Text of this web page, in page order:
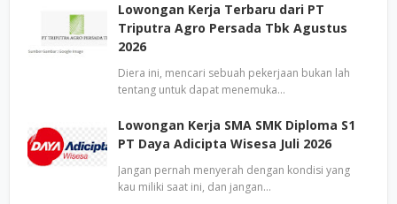
Lowongan Kerja Terbaru dari PT
Triputra Agro Persada Tbk Agustus
2026
Diera ini, mencari sebuah pekerjaan bukan lah
tentang untuk dapat menemuka…
Lowongan Kerja SMA SMK Diploma S1
PT Daya Adicipta Wisesa Juli 2026
Jangan pernah menyerah dengan kondisi yang
kau miliki saat ini, dan jangan…